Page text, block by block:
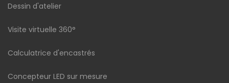
Dessin d'atelier
Visite virtuelle 360°
Calculatrice d'encastrés
Concepteur LED sur mesure